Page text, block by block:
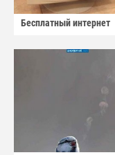
Бесплатный интернет